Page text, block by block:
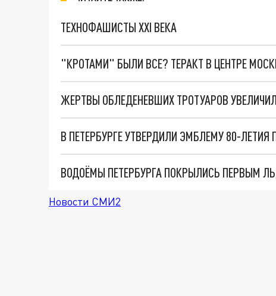
ТЕХНОФАШИСТЫ XXI ВЕКА
"КРОТАМИ" БЫЛИ ВСЕ? ТЕРАКТ В ЦЕНТРЕ
ЖЕРТВЫ ОБЛЕДЕНЕВШИХ ТРОТУАРОВ
В ПЕТЕРБУРГЕ УТВЕРДИЛИ ЭМБЛЕМУ 80-
ВОДОЁМЫ ПЕТЕРБУРГА ПОКРЫЛИСЬ ПЕРВЫМ
Новости СМИ2